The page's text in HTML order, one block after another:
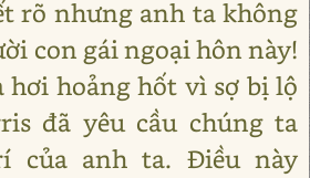
rõ nhưng anh ta không
con gái ngoại hôn này!
hơi hoảng hốt vì sợ bị lộ
đã yêu cầu chúng ta
của anh ta. Điều này